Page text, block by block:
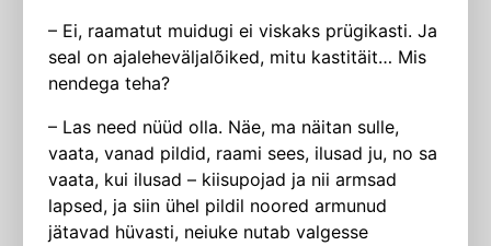
– Ei, raamatut muidugi ei viskaks prügikasti. Ja
seal on ajaleheväljalõiked, mitu kastitäit… Mis
nendega teha?
– Las need nüüd olla. Näe, ma näitan sulle,
vaata, vanad pildid, raami sees, ilusad ju, no sa
vaata, kui ilusad – kiisupojad ja nii armsad
lapsed, ja siin ühel pildil noored armunud
jätavad hüvasti, neiuke nutab valgesse